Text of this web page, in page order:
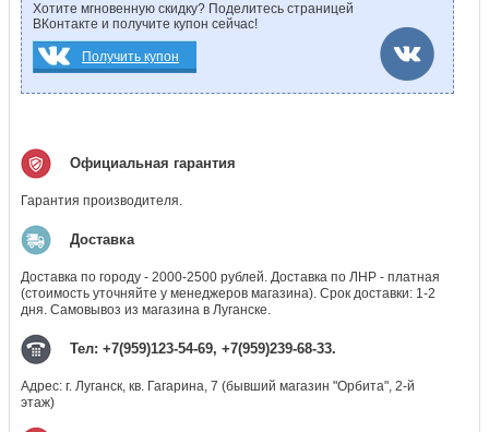
Хотите мгновенную скидку? Поделитесь страницей
ВКонтакте и получите купон сейчас!
Получить купон
Официальная гарантия
Гарантия производителя.
Доставка
Доставка по городу - 2000-2500 рублей. Доставка по ЛНР - платная
(стоимость уточняйте у менеджеров магазина). Срок доставки: 1-2
дня. Самовывоз из магазина в Луганске.
Тел: +7(959)123-54-69, +7(959)239-68-33.
Адрес: г. Луганск, кв. Гагарина, 7 (бывший магазин "Орбита", 2-й
этаж)